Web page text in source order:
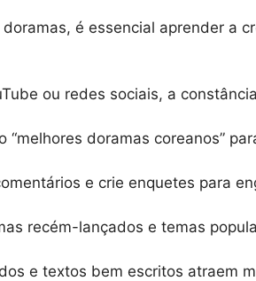
é essencial aprender a
ou redes sociais, a
“melhores doramas coreanos”
e crie enquetes para
recém-lançados e temas
e textos bem escritos atraem